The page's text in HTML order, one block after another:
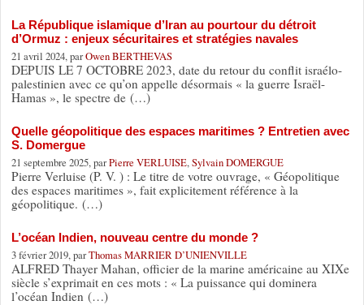
La République islamique d’Iran au pourtour du détroit
d’Ormuz : enjeux sécuritaires et stratégies navales
21 avril 2024, parOwen BERTHEVAS
DEPUIS LE 7 OCTOBRE 2023, date du retour du conflit israélo-
palestinien avec ce qu’on appelle désormais « la guerre Israël-
Hamas », le spectre de (…)
Quelle géopolitique des espaces maritimes ? Entretien avec
S. Domergue
21 septembre 2025, parPierre VERLUISE, Sylvain DOMERGUE
Pierre Verluise (P. V. ) : Le titre de votre ouvrage, « Géopolitique
des espaces maritimes », fait explicitement référence à la
géopolitique. (…)
L’océan Indien, nouveau centre du monde ?
3 février 2019, parThomas MARRIER D’UNIENVILLE
ALFRED Thayer Mahan, officier de la marine américaine au XIXe
siècle s’exprimait en ces mots : « La puissance qui dominera
l’océan Indien (…)